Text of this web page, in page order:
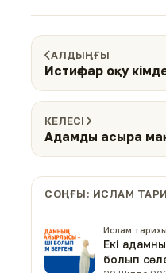
АЛДЫҢҒЫ
Истиғфар оқу
КЕЛЕСІ
Адамды асыра
СОҢҒЫ: ИСЛАМ
Ислам тарихы
Екі
болып